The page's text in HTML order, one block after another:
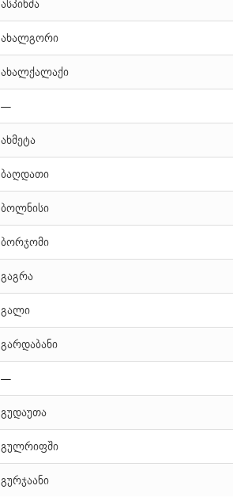
ასპინძა
ახალგორი
ახალქალაქი
—
ახმეტა
ბაღდათი
ბოლნისი
ბორჯომი
გაგრა
გალი
გარდაბანი
—
გუდაუთა
გულრიფში
გურჯაანი